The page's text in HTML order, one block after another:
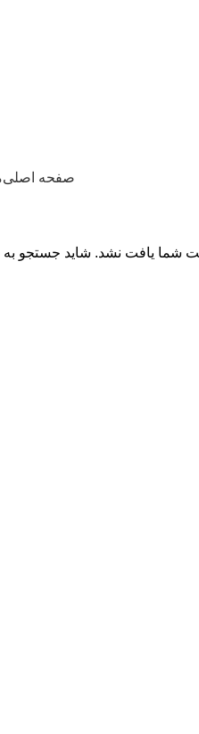
صفحه اصلی
شما یافت نشد. شاید جستجو به